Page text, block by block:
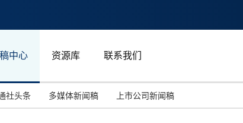
中心 资源库 联系我们
社头条 多媒体新闻稿 上市公司新闻稿